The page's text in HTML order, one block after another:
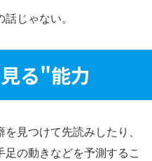
じゃない。
る"能力
見つけて先読みしたり、
の動きなどを予測するこ